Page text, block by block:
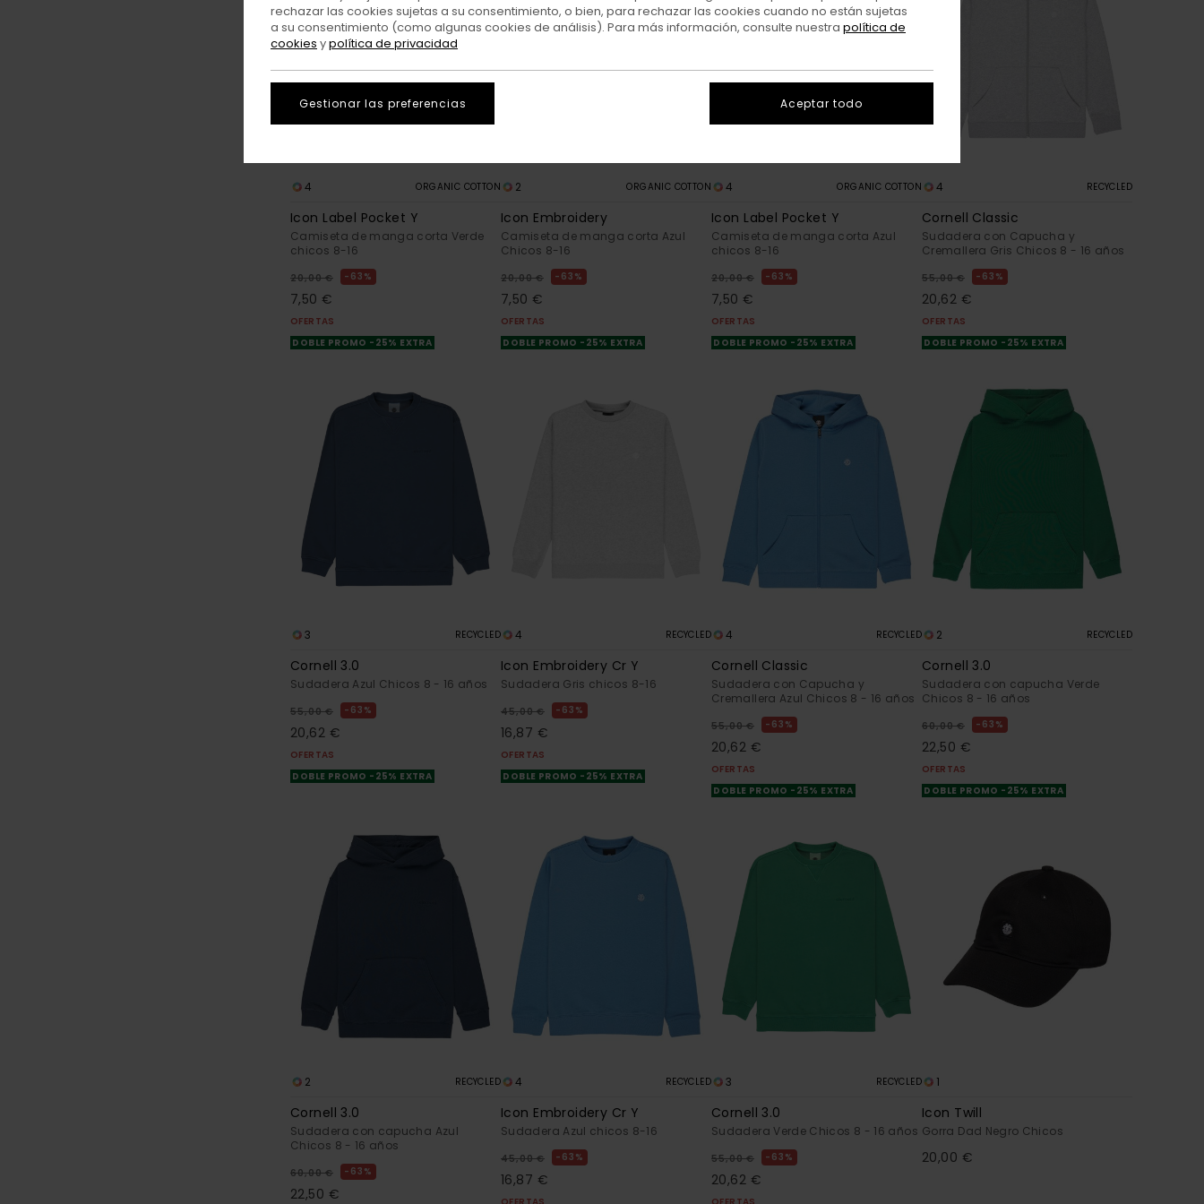
4 ORGANIC COTTON
Icon Label Pocket Y
Camiseta de manga corta Verde
chicos 8-16
20,00 € 63%
7,50 €
OFERTAS
DOBLE PROMO -25% EXTRA
2 ORGANIC COTTON
Icon Embroidery
Camiseta de manga corta Azul
Chicos 8-16
20,00 € 63%
7,50 €
OFERTAS
DOBLE PROMO -25% EXTRA
4 ORGANIC COTTON
Icon Label Pocket Y
Camiseta de manga corta Azul
chicos 8-16
20,00 € 63%
7,50 €
OFERTAS
DOBLE PROMO -25% EXTRA
4 RECYCLED
Cornell Classic
Sudadera con Capucha y
Cremallera Gris Chicos 8 - 16 años
55,00 € 63%
20,62 €
OFERTAS
DOBLE PROMO -25% EXTRA
3 RECYCLED
Cornell 3.0
Sudadera Azul Chicos 8 - 16 años
55,00 € 63%
20,62 €
OFERTAS
DOBLE PROMO -25% EXTRA
4 RECYCLED
Icon Embroidery Cr Y
Sudadera Gris chicos 8-16
45,00 € 63%
16,87 €
OFERTAS
DOBLE PROMO -25% EXTRA
4 RECYCLED
Cornell Classic
Sudadera con Capucha y
Cremallera Azul Chicos 8 - 16 años
55,00 € 63%
20,62 €
OFERTAS
DOBLE PROMO -25% EXTRA
2 RECYCLED
Cornell 3.0
Sudadera con capucha Verde
Chicos 8 - 16 años
60,00 € 63%
22,50 €
OFERTAS
DOBLE PROMO -25% EXTRA
2 RECYCLED
Cornell 3.0
Sudadera con capucha Azul
Chicos 8 - 16 años
60,00 € 63%
22,50 €
4 RECYCLED
Icon Embroidery Cr Y
Sudadera Azul chicos 8-16
45,00 € 63%
16,87 €
3 RECYCLED
Cornell 3.0
Sudadera Verde Chicos 8 - 16 años
55,00 € 63%
20,62 €
1
Icon Twill
Gorra Dad Negro Chicos
20,00 €
rechazar las cookies sujetas a su consentimiento, o bien, para rechazar las cookies cuando no están sujetas
a su consentimiento (como algunas cookies de análisis). Para más información, consulte nuestra política de
cookies ypolítica de privacidad
Gestionar las preferencias Aceptar todo